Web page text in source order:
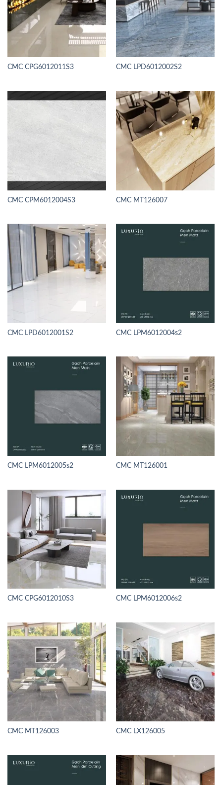
CMC CPG6012011S3 CMC LPD6012002S2
CMC CPM6012004S3 CMC MT126007
CMC LPD6012001S2 CMC LPM6012004s2
CMC LPM6012005s2 CMC MT126001
CMC CPG6012010S3 CMC LPM6012006s2
CMC MT126003 CMC LX126005